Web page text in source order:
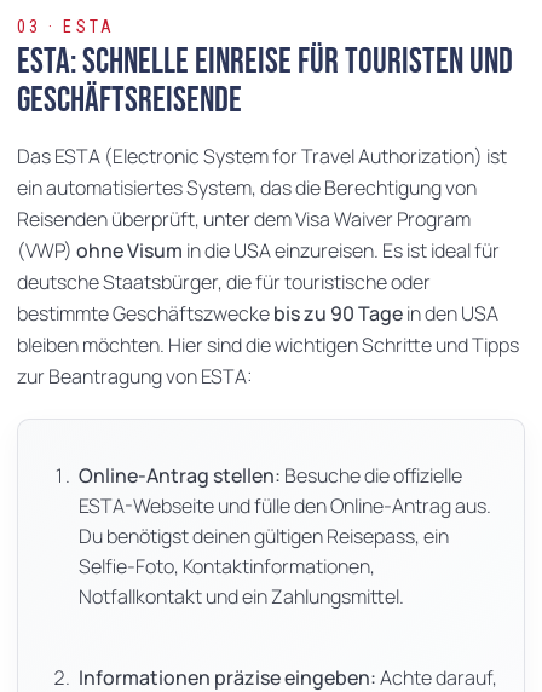
03 · ESTA
ESTA: Schnelle Einreise für Touristen und
Geschäftsreisende
Das ESTA (Electronic System for Travel Authorization) ist
ein automatisiertes System, das die Berechtigung von
Reisenden überprüft, unter dem Visa Waiver Program
(VWP) ohne Visum in die USA einzureisen. Es ist ideal für
deutsche Staatsbürger, die für touristische oder
bestimmte Geschäftszweckebis zu 90 Tagein den USA
bleiben möchten. Hier sind die wichtigen Schritte und Tipps
zur Beantragung von ESTA:
Online-Antrag stellen: Besuche die offizielle
ESTA-Webseite und fülle den Online-Antrag aus.
Du benötigst deinen gültigen Reisepass, ein
Selfie-Foto, Kontaktinformationen,
Notfallkontakt und ein Zahlungsmittel.
Informationen präzise eingeben:Achte darauf,